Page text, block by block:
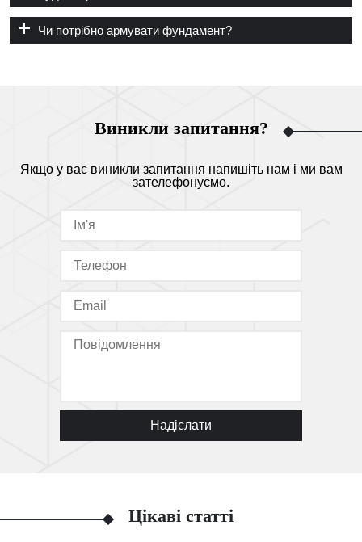
Чи потрібно армувати фундамент?
Виникли запитання?
Якщо у вас виникли запитання напишіть нам і ми вам
зателефонуємо.
Надіслати
Цікаві статті